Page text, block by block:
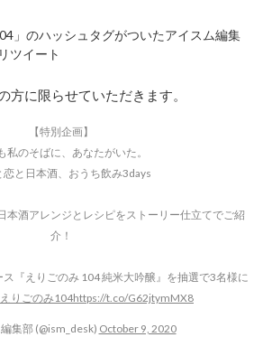
」のハッシュタグがついたアイスム編集
ツイート
に限らせていただきます。
【特別企画】
私のそばに、あなたがいた。
恋と日本酒、おうち飲み3days
本酒アレンジとレシピをストーリー仕立てでご紹
介！
『えりごのみ 104 純米大吟醸』を抽選で3名様に
りごのみ104https://t.co/G62jtymMX8
集部 (@ism_desk) October 9, 2020